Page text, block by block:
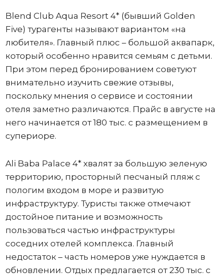
Blend Club Aqua Resort 4* (бывший Golden
Five) турагенты называют вариантом «на
любителя». Главный плюс – большой аквапарк,
который особенно нравится семьям с детьми.
При этом перед бронированием советуют
внимательно изучить свежие отзывы,
поскольку мнения о сервисе и состоянии
отеля заметно различаются. Прайс в августе на
него начинается от 180 тыс. с размещением в
супериоре.
Ali Baba Palace 4* хвалят за большую зеленую
территорию, просторный песчаный пляж с
пологим входом в море и развитую
инфраструктуру. Туристы также отмечают
достойное питание и возможность
пользоваться частью инфраструктуры
соседних отелей комплекса. Главный
недостаток – часть номеров уже нуждается в
обновлении. Отдых предлагается от 230 тыс. с